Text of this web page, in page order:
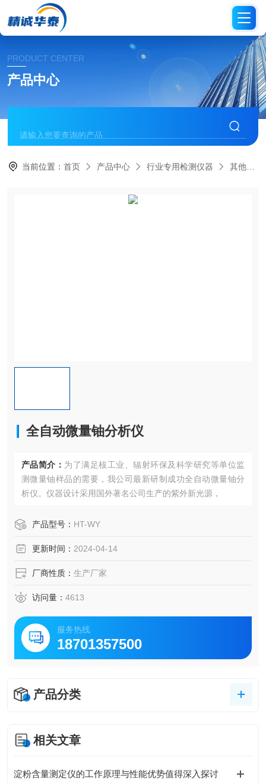
PRODUCT CENTER
产品中心
当前位置：首页 产品中心 行业专用检测仪器 其他检测类
全自动微量铀分析仪
产品简介： 为了满足核工业、辐射环保及科学研究等单位监
测微量铀样品的需要，我公司最新研制成功全自动微量铀分
析仪。仪器设计采用国外著名公司生产的紫外新光源，
产品型号： HT-WY
更新时间： 2024-04-14
厂商性质： 生产厂家
访问量： 4613
服务热线
18701357500
产品分类
相关文章
淀粉含量测定仪的工作原理与性能优势值得深入探讨